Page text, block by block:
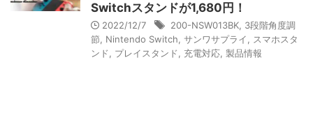
Switchスタンドが1,680円！
2022/12/7 200-NSW013BK 3段階角度調
節
Nintendo Switch サンワサプライ
スマホスタ
ンド
プレイスタンド 充電対応 製品情報